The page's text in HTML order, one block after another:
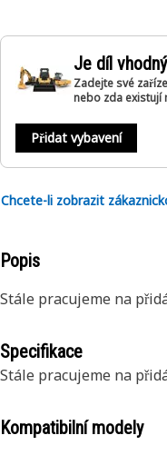
Je díl
Zadejte své
nebo zda existují
Přidat vybavení
Chcete-li zobrazit
Popis
Stále pracujeme na
Specifikace
Stále pracujeme na
Kompatibilní modely